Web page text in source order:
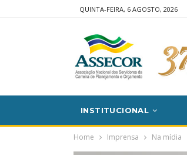
QUINTA-FEIRA, 6 AGOSTO, 2026
INSTITUCIONAL
Home Imprensa Na mídia